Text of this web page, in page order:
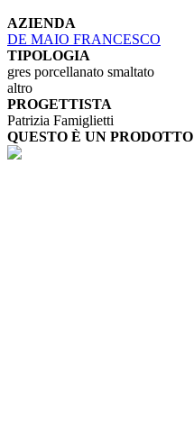
AZIENDA
DE MAIO FRANCESCO
TIPOLOGIA
gres porcellanato smaltato
altro
PROGETTISTA
Patrizia Famiglietti
QUESTO È UN PRODOTTO